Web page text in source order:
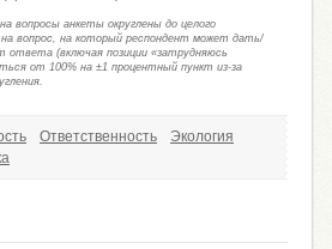
вопросы анкеты округлены до целого
вопрос, на который респондент может дать/
ответа (включая позиции «затрудняюсь
от 100% на ±1 процентный пункт из-за
Ответственность
Экология